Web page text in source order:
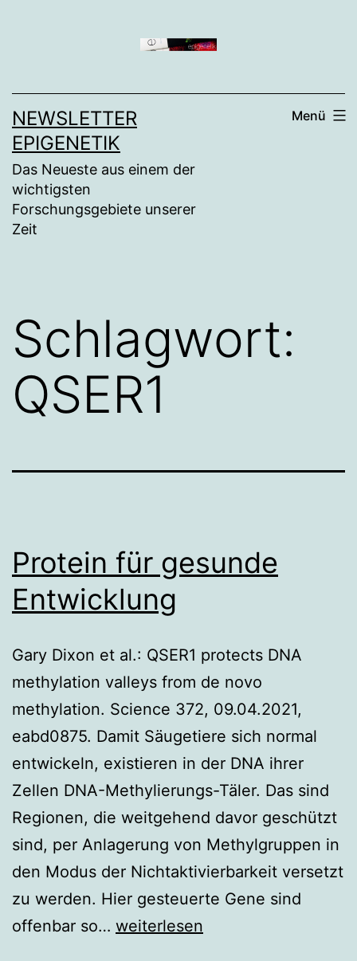
NEWSLETTER
EPIGENETIK
Das Neueste aus einem der
wichtigsten
Forschungsgebiete unserer
Zeit
Menü
Schlagwort:
QSER1
Protein für gesunde
Entwicklung
Gary Dixon et al.: QSER1 protects DNA
methylation valleys from de novo
methylation. Science 372, 09.04.2021,
eabd0875. Damit Säugetiere sich normal
entwickeln, existieren in der DNA ihrer
Zellen DNA-Methylierungs-Täler. Das sind
Regionen, die weitgehend davor geschützt
sind, per Anlagerung von Methylgruppen in
den Modus der Nichtaktivierbarkeit versetzt
zu werden. Hier gesteuerte Gene sind
offenbar so… Protein
weiterlesen